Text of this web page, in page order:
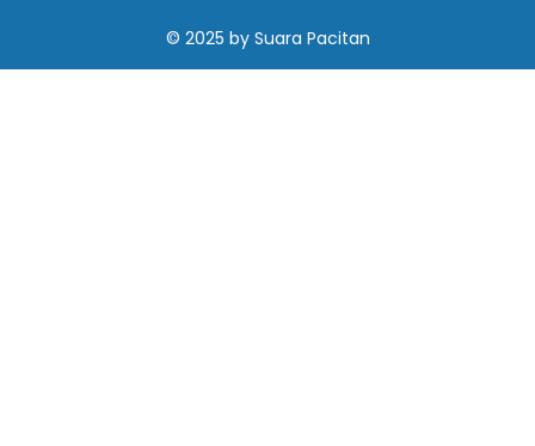
© 2025 by Suara Pacitan